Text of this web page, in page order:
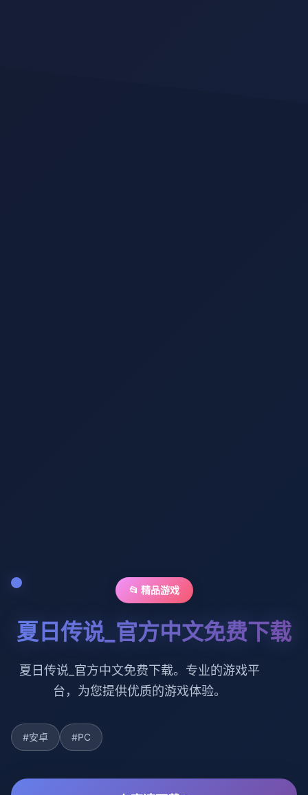
📂 精品游戏
夏日传说_官方中文免费下载
夏日传说_官方中文免费下载。专业的游戏平
台，为您提供优质的游戏体验。
#安卓 #PC